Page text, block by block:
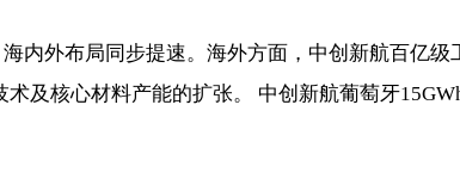
内外布局同步提速。海外方面，中创新航百亿级
及核心材料产能的扩张。 中创新航葡萄牙